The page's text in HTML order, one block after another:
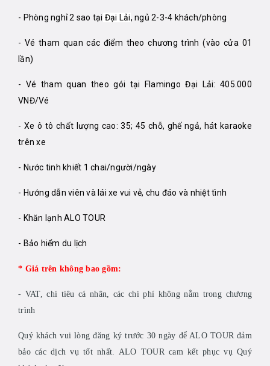
- Phòng nghỉ 2 sao tại Đại Lải, ngủ 2-3-4 khách/phòng
- Vé tham quan các điểm theo chương trình (vào cửa 01
lần)
- Vé tham quan theo gói tại Flamingo Đại Lải: 405.000
VNĐ/Vé
- Xe ô tô chất lượng cao: 35; 45 chỗ, ghế ngả, hát karaoke
trên xe
- Nước tinh khiết 1 chai/người/ngày
- Hướng dẫn viên và lái xe vui vẻ, chu đáo và nhiệt tình
- Khăn lạnh ALO TOUR
- Bảo hiểm du lịch
* Giá trên không bao gồm:
- VAT, chi tiêu cá nhân, các chi phí không nằm trong chương
trình
Quý khách vui lòng đăng ký trước 30 ngày để ALO TOUR đảm
bảo các dịch vụ tốt nhất. ALO TOUR cam kết phục vụ Quý